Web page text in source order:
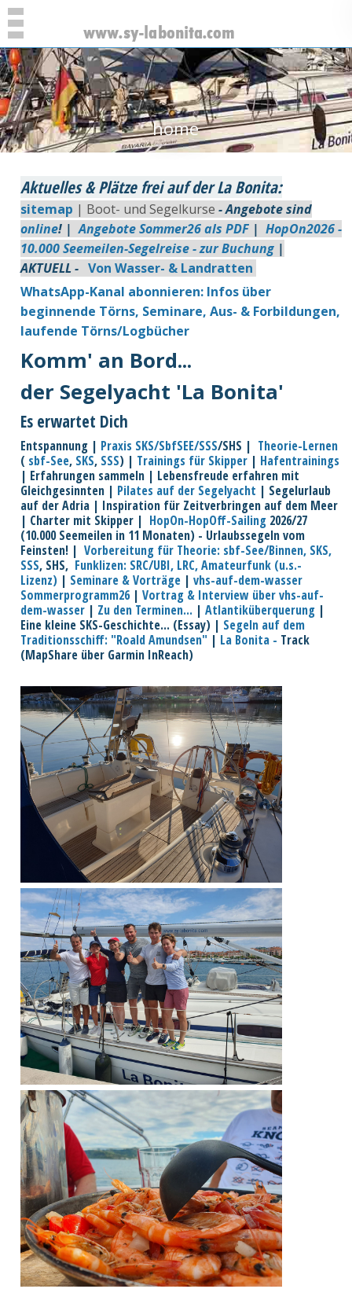
home
Aktuelles & Plätze frei auf der La Bonita:
sitemap | Boot- und Segelkurse - Angebote sind
online! |Angebote Sommer26 als PDF |HopOn2026 -
10.000 Seemeilen-Segelreise - zur Buchung |
AKTUELL - Von Wasser- & Landratten
WhatsApp-Kanal abonnieren: Infos über
beginnende Törns, Seminare, Aus- & Forbildungen,
laufende Törns/Logbücher
Komm' an Bord...
der Segelyacht 'La Bonita'
Es erwartet Dich
Entspannung | Praxis SKS/SbfSEE/SSS/SHS | Theorie-Lernen
( sbf-See, SKS, SSS) | Trainings für Skipper | Hafentrainings
| Erfahrungen sammeln | Lebensfreude erfahren mit
Gleichgesinnten | Pilates auf der Segelyacht | Segelurlaub
auf der Adria | Inspiration für Zeitverbringen auf dem Meer
| Charter mit Skipper | HopOn-HopOff-Sailing 2026/27
(10.000 Seemeilen in 11 Monaten) - Urlaubssegeln vom
Feinsten! |Vorbereitung für Theorie: sbf-See/Binnen, SKS,
SSS, SHS, Funklizen: SRC/UBI, LRC, Amateurfunk (u.s.-
Lizenz) | Seminare & Vorträge |vhs-auf-dem-wasser
Sommerprogramm26 |Vortrag & Interview über vhs-auf-
dem-wasser | Zu den Terminen... |Atlantiküberquerung |
Eine kleine SKS-Geschichte... (Essay) | Segeln auf dem
Traditionsschiff: "Roald Amundsen" | La Bonita - Track
(MapShare über Garmin InReach)